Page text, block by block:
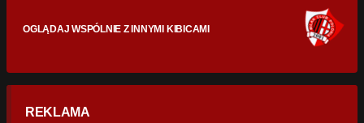
OGLĄDAJ WSPÓLNIE Z INNYMI KIBICAMI
REKLAMA